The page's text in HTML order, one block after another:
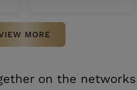
MORE
on the networks